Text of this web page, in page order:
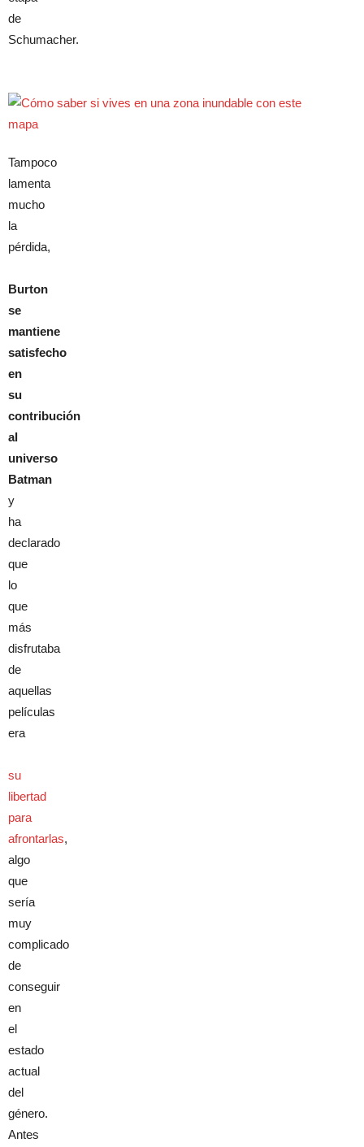
de
Schumacher.
Tampoco
lamenta
mucho
la
pérdida,
Burton
se
mantiene
satisfecho
en
su
contribución
al
universo
Batman
y
ha
declarado
que
lo
que
más
disfrutaba
de
aquellas
películas
era
su
libertad
para
afrontarlas,
algo
que
sería
muy
complicado
de
conseguir
en
el
estado
actual
del
género.
Antes